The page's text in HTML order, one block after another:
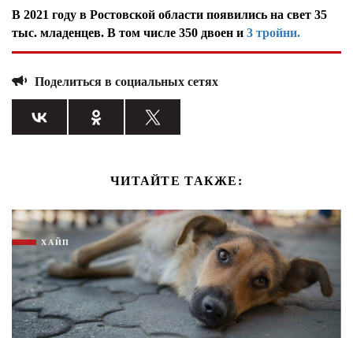
В 2021 году в Ростовской области появились на свет 35
тыс. младенцев. В том числе 350 двоен и 3 тройни.
Поделиться в социальных сетях
ЧИТАЙТЕ ТАКЖЕ:
ХАЙП